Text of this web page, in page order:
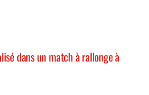
dans un match à rallonge à